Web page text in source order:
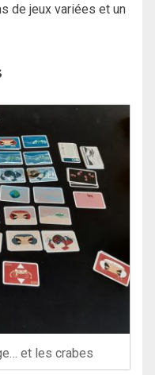
de jeux variées et un
et les crabes